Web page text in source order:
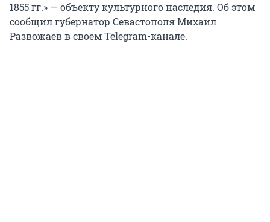
1855 гг.» — объекту культурного наследия. Об этом
сообщил губернатор Севастополя Михаил
Развожаев в своем Telegram-канале.